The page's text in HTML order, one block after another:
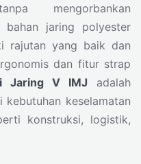
mengorbankan
bahan jaring polyester
rajutan yang baik dan
dan fitur strap
Jaring V IMJ adalah
kebutuhan keselamatan
konstruksi, logistik,